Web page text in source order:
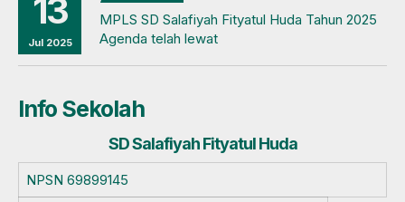
13
Jul 2025
MPLS SD Salafiyah Fityatul Huda Tahun 2025
Agenda telah lewat
Info Sekolah
SD Salafiyah Fityatul Huda
NPSN 69899145